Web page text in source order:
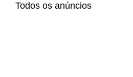
Todos os anúncios